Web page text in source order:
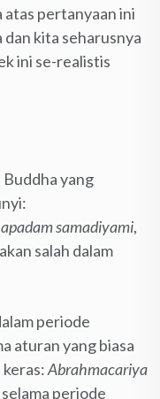
atas pertanyaan ini
dan kita seharusnya
ini se-realistis
Buddha yang
samadiyami,
salah dalam
periode
aturan yang biasa
Abrahmacariya
periode